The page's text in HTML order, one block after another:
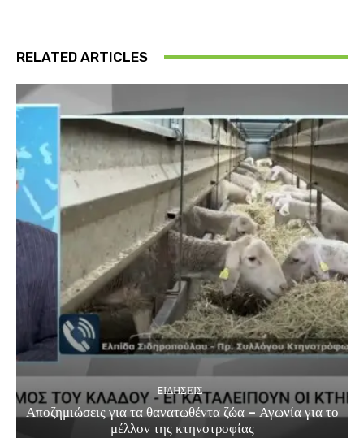
RELATED ARTICLES
EΙΔΗΣΕΙΣ
Αποζημιώσεις για τα θανατωθέντα ζώα – Αγωνία για το
μέλλον της κτηνοτροφίας